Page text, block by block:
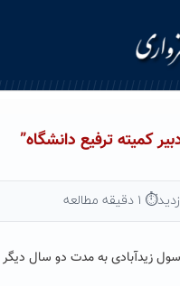
کمیته ترفیع دانشگاه”
⏱ ۱ دقیقه مطالعه
زیدآبادی به مدت دو سال دیگر